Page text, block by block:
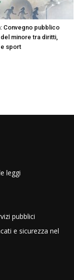
Convegno pubblico
minore tra diritti,
sport
leggi
pubblici
e sicurezza nel